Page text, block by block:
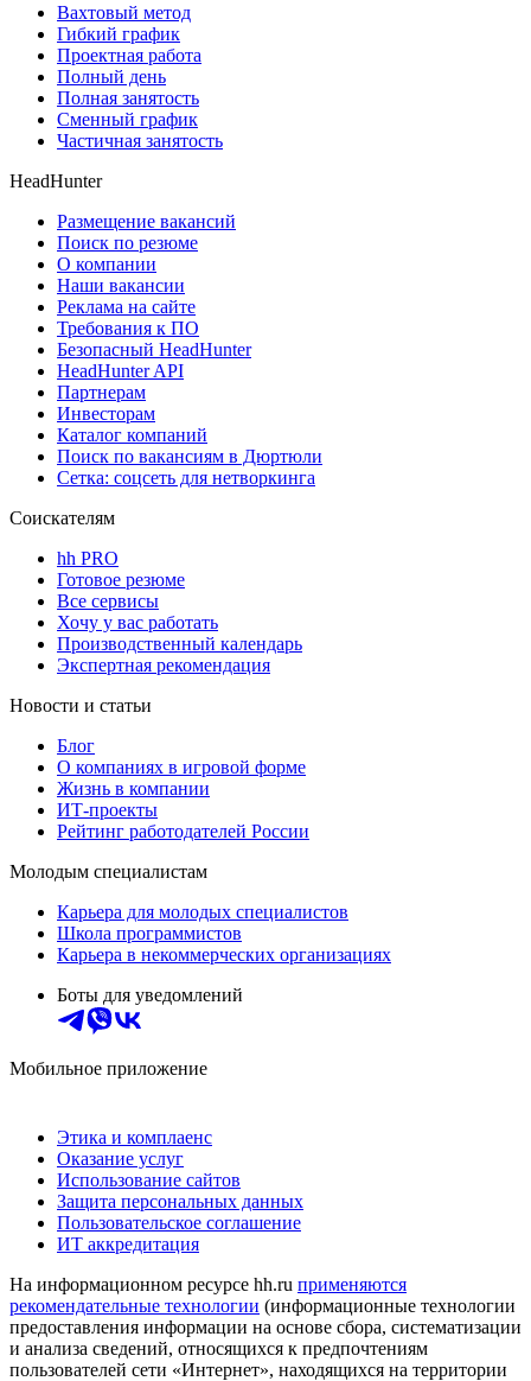
Вахтовый метод
Гибкий график
Проектная работа
Полный день
Полная занятость
Сменный график
Частичная занятость
HeadHunter
Размещение вакансий
Поиск по резюме
О компании
Наши вакансии
Реклама на сайте
Требования к ПО
Безопасный HeadHunter
HeadHunter API
Партнерам
Инвесторам
Каталог компаний
Поиск по вакансиям в Дюртюли
Сетка: соцсеть для нетворкинга
Соискателям
hh PRO
Готовое резюме
Все сервисы
Хочу у вас работать
Производственный календарь
Экспертная рекомендация
Новости и статьи
Блог
О компаниях в игровой форме
Жизнь в компании
ИТ-проекты
Рейтинг работодателей России
Молодым специалистам
Карьера для молодых специалистов
Школа программистов
Карьера в некоммерческих организациях
Боты для уведомлений
Мобильное приложение
Этика и комплаенс
Оказание услуг
Использование сайтов
Защита персональных данных
Пользовательское соглашение
ИТ аккредитация
На информационном ресурсе hh.ru применяются
рекомендательные технологии (информационные технологии
предоставления информации на основе сбора, систематизации
и анализа сведений, относящихся к предпочтениям
пользователей сети «Интернет», находящихся на территории